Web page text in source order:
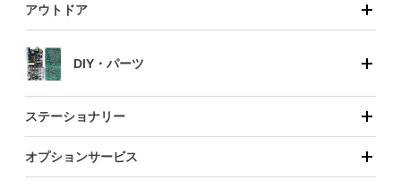
アウトドア
DIY・パーツ
ステーショナリー
オプションサービス